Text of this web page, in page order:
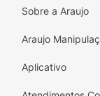
o nível ao
com um
Para
ferida com
Sobre a Araujo
Araujo
Aplicativo